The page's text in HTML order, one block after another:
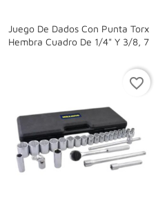
Juego De Dados Con Punta Torx
Hembra Cuadro De 1/4" Y 3/8, 7

favorite_border